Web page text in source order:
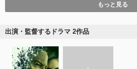
もっと見る
出演・監督するドラマ 2作品